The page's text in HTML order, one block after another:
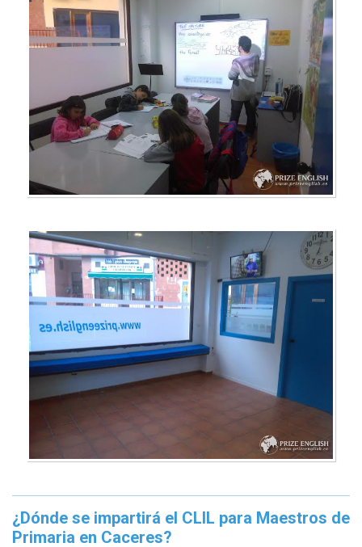
¿Dónde se impartirá el CLIL para Maestros de
Primaria en Caceres?